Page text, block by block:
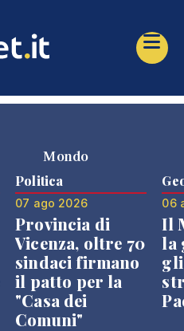
Mondo
Politica
07 ago 2026
Provincia di
Vicenza, oltre 70
sindaci firmano
il patto per la
"Casa dei
Comuni"
06
Il
la